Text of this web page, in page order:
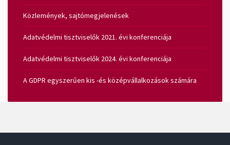
Közlemények, sajtómegjelenések
Adatvédelmi tisztviselők 2021. évi konferenciája
Adatvédelmi tisztviselők 2024. évi konferenciája
A GDPR egyszerűen kis -és középvállalkozások számára